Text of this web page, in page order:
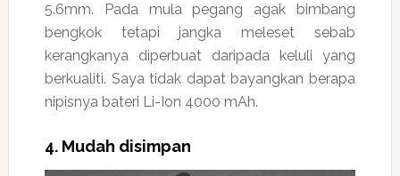
5.6mm. Pada mula pegang agak bimbang
bengkok tetapi jangka meleset sebab
kerangkanya diperbuat daripada keluli yang
berkualiti. Saya tidak dapat bayangkan berapa
nipisnya bateri Li-Ion 4000 mAh.
4. Mudah disimpan